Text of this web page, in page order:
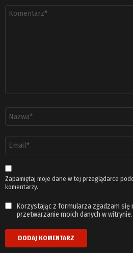
Komentarz
email
*
Zapamiętaj moje dane w tej przeglądarce
komentarzy.
Korzystając z formularza zgadzam się
przetwarzanie moich danych w witrynie.